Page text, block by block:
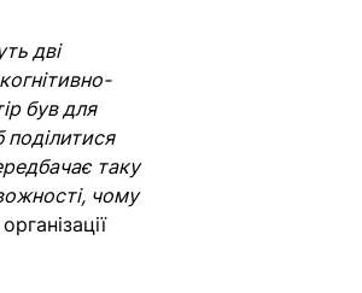
дві
був для
поділитися
таку
чому